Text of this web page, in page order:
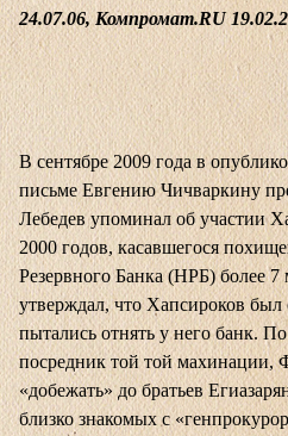
24.07.06, Компромат.RU
В сентябре 2009 года в
письме Евгению Чичваркину
Лебедев упоминал об участии
2000 годов, касавшегося
Резервного Банка (НРБ) более 7
утверждал, что Хапсироков был
пытались отнять у него банк.
посредник той той махинации,
«добежать» до братьев
близко знакомых с